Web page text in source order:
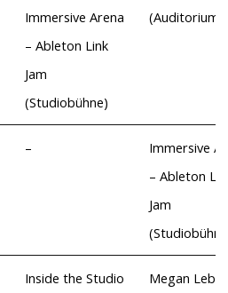
Immersive Arena
– Ableton Link
Jam
(Studiobühne)
(Auditorium)
–
Immersive
– Ableton
Jam
Inside the Studio
Megan Leber